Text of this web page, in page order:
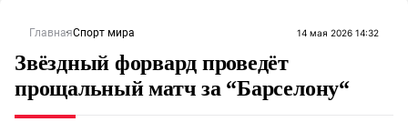
ГлавнаяСпорт мира 14 мая 2026 14:32
Звёздный форвард проведёт
прощальный матч за “Барселону“